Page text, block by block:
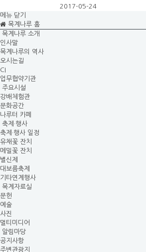
2017-05-24
메뉴 닫기
목계나루 홈
목계나루 소개
인사말
목계나루의 역사
오시는길
CI
업무협약기관
주요시설
강배체험관
문화공간
나루터 카페
축제·행사
축제·행사 일정
유채꽃 잔치
메밀꽃 잔치
별신제
대보름축제
기타연계행사
목계자료실
문헌
예술
사진
멀티미디어
알림마당
공지사항
주변관광지